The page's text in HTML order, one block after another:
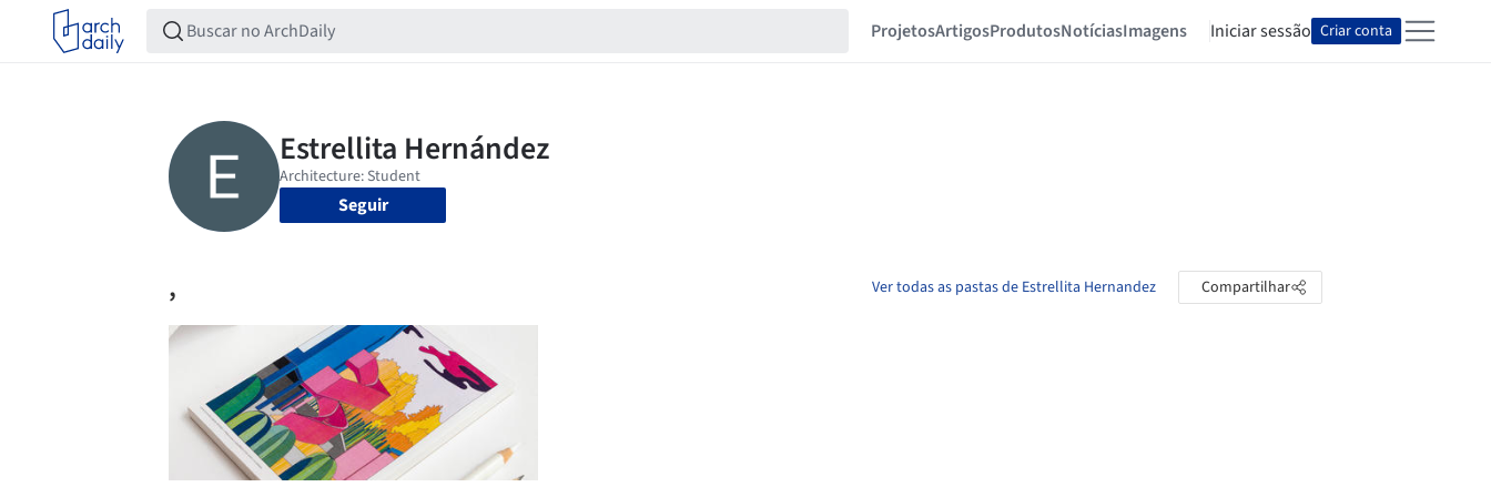
ProjetosArtigosProdutosNotíciasImagens Iniciar sessão Criar conta
Seguir
, Ver todas as pastas de Estrellita Hernandez Compartilhar